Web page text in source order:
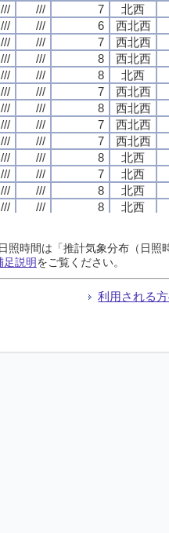
/// /// 7
北西
/// /// 6
西北西
/// /// 7
西北西
/// /// 8
西北西
/// /// 8
北西
/// /// 7
西北西
/// /// 8
西北西
/// /// 7
西北西
/// /// 7
西北西
/// /// 8
北西
/// /// 7
北西
/// /// 8
北西
/// /// 8
北西
北西
/// /// 7 北西
/// /// 7
北西
/// /// 6
西北西
/// /// 7
西北西
/// /// 8
西北西
/// /// 8
北西
/// /// 7
西北西
/// /// 8
西北西
/// /// 7
西北西
/// /// 7
西北西
/// /// 8
北西
/// /// 7
北西
/// /// 8
北西
/// /// 8
北西
北西
/// /// 7 北西
/// /// 7
北西
/// /// 6
西北西
/// /// 7
西北西
/// /// 8
西北西
/// /// 8
北西
/// /// 7
西北西
/// /// 8
西北西
/// /// 7
西北西
/// /// 7
西北西
/// /// 8
北西
/// /// 7
北西
/// /// 8
北西
/// /// 8
北西
北西
/// /// 7 北西
/// /// 7
北西
/// /// 6
西北西
/// /// 7
西北西
/// /// 8
西北西
/// /// 8
北西
/// /// 7
西北西
/// /// 8
西北西
/// /// 7
西北西
/// /// 7
西北西
/// /// 8
北西
/// /// 7
北西
/// /// 8
北西
/// /// 8
北西
北西
/// /// 7 北西
照時間は「推計気象分布（日
足説明をご覧ください。
利用される